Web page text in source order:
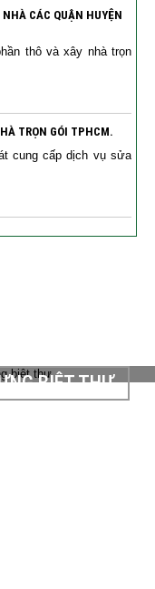
CÁC QUẬN HUYỆN
thô và xây nhà trọn
TRỌN GÓI TPHCM.
cung cấp dịch vụ sửa
BIỆT THỰ